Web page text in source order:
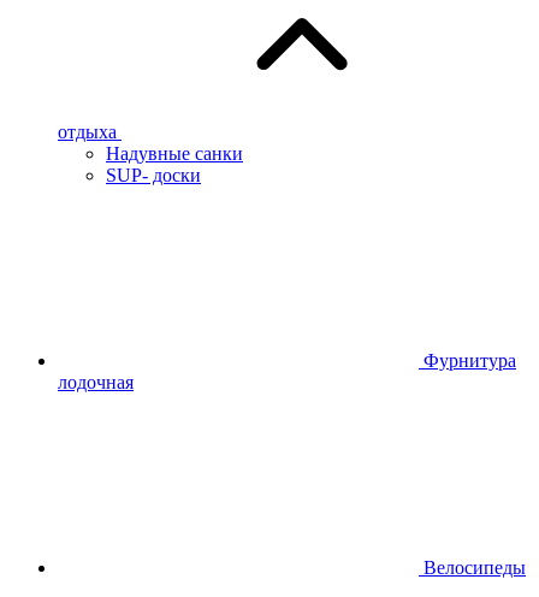
отдыха
Надувные санки
SUP- доски
Фурнитура
лодочная
Велосипеды